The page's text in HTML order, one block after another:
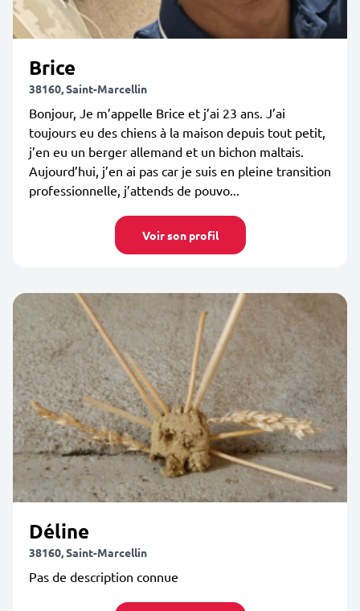
Brice
38160, Saint-Marcellin
Bonjour, Je m’appelle Brice et j’ai 23 ans. J’ai
toujours eu des chiens à la maison depuis tout petit,
j’en eu un berger allemand et un bichon maltais.
Aujourd’hui, j’en ai pas car je suis en pleine transition
professionnelle, j’attends de pouvo...
Voir son profil
Déline
38160, Saint-Marcellin
Pas de description connue